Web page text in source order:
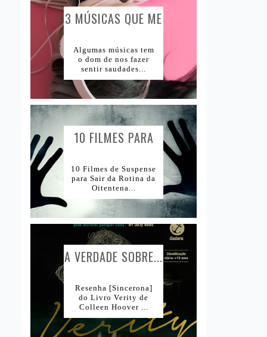
Lugares e Viagens
Lojas Internacionais
Lojas Nacionais
1Tema1Esmalte
3 MÚSICAS QUE ME
Algumas músicas tem
o dom de nos fazer
sentir saudades...
10 FILMES PARA
10 Filmes de Suspense
para Sair da Rotina da
Oitentena...
A VERDADE SOBRE...
Resenha [Sincerona]
do Livro Verity de
Colleen Hoover ...